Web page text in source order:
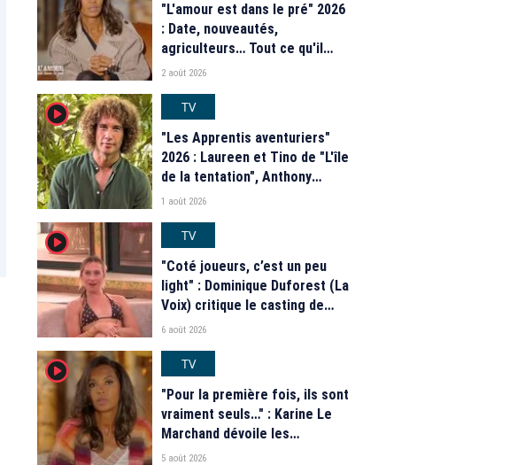
"L'amour est dans le pré" 2026
: Date, nouveautés,
agriculteurs… Tout ce qu'il
faut savoir sur la saison 21 du
2 août 2026
player2
TV
"Les Apprentis aventuriers"
2026 : Laureen et Tino de "L'île
de la tentation", Anthony
Matéo, Jade Leboeuf... Le
de la télé-réalité de W9
1 août 2026
player2
TV
"Coté joueurs, c’est un peu
light" : Dominique Duforest (La
Voix) critique le casting de
"Secret Story" 2026
6 août 2026
player2
TV
"Pour la première fois, ils sont
vraiment seuls…" : Karine Le
Marchand dévoile les
nouveautés des speed dating
5 août 2026